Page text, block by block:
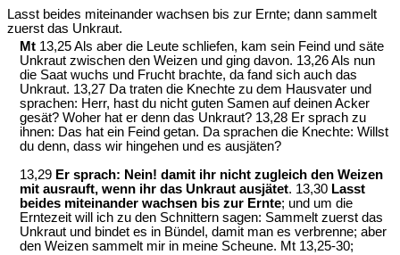
Lasst beides miteinander wachsen bis zur Ernte; dann sammelt
zuerst das Unkraut.
Mt 13,25 Als aber die Leute schliefen, kam sein Feind und säte
Unkraut zwischen den Weizen und ging davon. 13,26 Als nun
die Saat wuchs und Frucht brachte, da fand sich auch das
Unkraut. 13,27 Da traten die Knechte zu dem Hausvater und
sprachen: Herr, hast du nicht guten Samen auf deinen Acker
gesät? Woher hat er denn das Unkraut? 13,28 Er sprach zu
ihnen: Das hat ein Feind getan. Da sprachen die Knechte: Willst
du denn, dass wir hingehen und es ausjäten?
13,29 Er sprach: Nein! damit ihr nicht zugleich den Weizen
mit ausrauft, wenn ihr das Unkraut ausjätet. 13,30 Lasst
beides miteinander wachsen bis zur Ernte; und um die
Erntezeit will ich zu den Schnittern sagen: Sammelt zuerst das
Unkraut und bindet es in Bündel, damit man es verbrenne; aber
den Weizen sammelt mir in meine Scheune. Mt 13,25-30;